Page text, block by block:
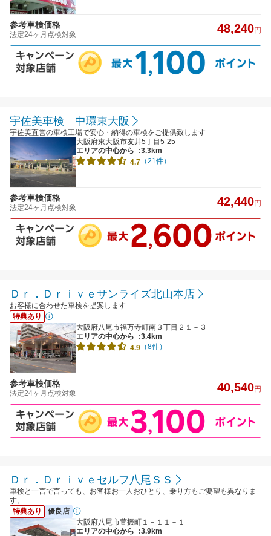
参考車検価格
法定24ヶ月点検対象 48,240円
宇佐美車検 中環東大阪
宇佐美直営の車検工場で安心・納得の車検をご提供致します
大阪府東大阪市友井5丁目5-25
エリアの中心から
:3.3km
4.7 （21件）
参考車検価格
法定24ヶ月点検対象 42,440円
Ｄｒ．Ｄｒｉｖｅサンライズ北山本店
お客様に合わせた車検を提案します
特典あり
大阪府八尾市福万寺町南３丁目２１－３
エリアの中心から
:3.4km
4.9 （8件）
参考車検価格
法定24ヶ月点検対象 40,540円
Ｄｒ．Ｄｒｉｖｅセルフ八尾ＳＳ
車検と一言で言っても、お客様お一人おひとり、乗り方もご要望も異なりま
す。
特典あり
優良店
大阪府八尾市萱振町１－１１－１
エリアの中心から
:3.9km